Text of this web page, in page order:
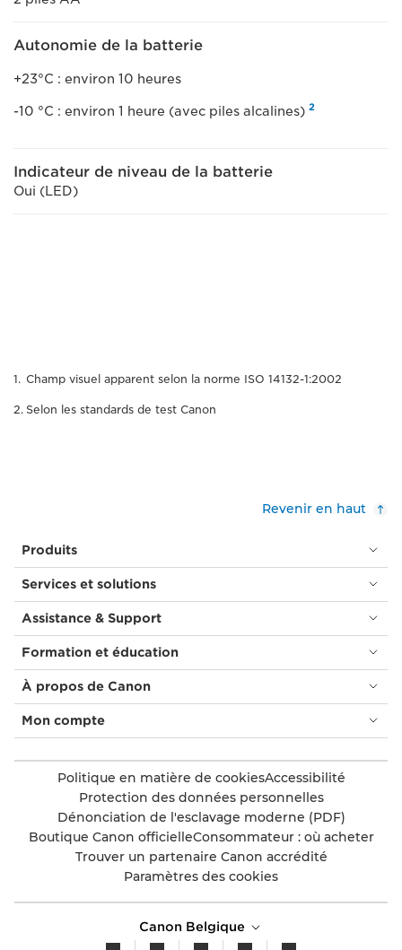
Autonomie de la batterie
+23°C : environ 10 heures
-10 °C : environ 1 heure (avec piles alcalines) 2
Indicateur de niveau de la batterie
Oui (LED)
Champ visuel apparent selon la norme ISO 14132-1:2002
Selon les standards de test Canon
Revenir en haut
Produits
Services et solutions
Assistance & Support
Formation et éducation
À propos de Canon
Mon compte
Politique en matière de cookiesAccessibilité
Protection des données personnelles
Dénonciation de l'esclavage moderne (PDF)
Boutique Canon officielleConsommateur : où acheter
Trouver un partenaire Canon accrédité
Paramètres des cookies
Canon Belgique